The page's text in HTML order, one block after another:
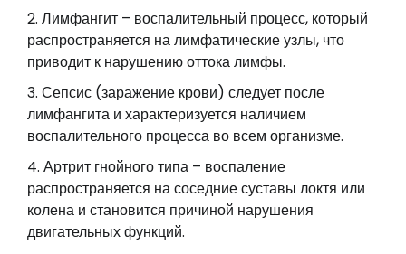
Лимфангит – воспалительный процесс, который
распространяется на лимфатические узлы, что
приводит к нарушению оттока лимфы.
Сепсис (заражение крови) следует после
лимфангита и характеризуется наличием
воспалительного процесса во всем организме.
Артрит гнойного типа – воспаление
распространяется на соседние суставы локтя или
колена и становится причиной нарушения
двигательных функций.